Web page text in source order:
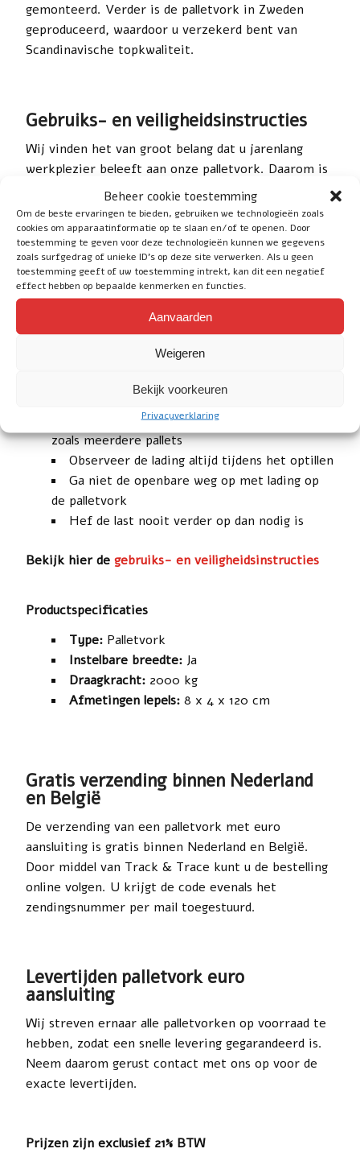
Beheer cookie toestemming
Om de beste ervaringen te bieden, gebruiken we technologieën zoals
cookies om apparaatinformatie op te slaan en/of te openen. Door
toestemming te geven voor deze technologieën kunnen we gegevens
zoals surfgedrag of unieke ID's op deze site verwerken. Als u geen
toestemming geeft of uw toestemming intrekt, kan dit een negatief
effect hebben op bepaalde kenmerken en functies.
Aanvaarden
Weigeren
Bekijk voorkeuren
Privacyverklaring
gemonteerd. Verder is de palletvork in Zweden
geproduceerd, waardoor u verzekerd bent van
Scandinavische topkwaliteit.
Gebruiks- en veiligheidsinstructies
Wij vinden het van groot belang dat u jarenlang
werkplezier beleeft aan onze palletvork. Daarom is
het belangrijk om de
gebruiks- en
veiligheidsinstructiesgoed door te nemen alvorens
u de palletvork gebruikt. Volg daarom onderstaande
stappen voor een lange levensduur en veilig gebruik:
Zorg dat de lepels op het verschuifframe
altijd vergrendeld zijn, de pen moet in de gaten
Overschrijd de maximale toegestane last van
de palletlepels nooit
Stapel nooit meerdere lasten op elkaar,
zoals meerdere pallets
Observeer de lading altijd tijdens het optillen
Ga niet de openbare weg op met lading op
de palletvork
Hef de last nooit verder op dan nodig is
Bekijk hier de gebruiks- en veiligheidsinstructies
Productspecificaties
Type: Palletvork
Instelbare breedte: Ja
Draagkracht: 2000 kg
Afmetingen lepels: 8 x 4 x 120 cm
Gratis verzending binnen Nederland
en België
De verzending van een palletvork met euro
aansluiting is gratis binnen Nederland en België.
Door middel van Track & Trace kunt u de bestelling
online volgen. U krijgt de code evenals het
zendingsnummer per mail toegestuurd.
Levertijden palletvork euro
aansluiting
Wij streven ernaar alle palletvorken op voorraad te
hebben, zodat een snelle levering gegarandeerd is.
Neem daarom gerust contact met ons op voor de
exacte levertijden.
Prijzen zijn exclusief 21% BTW